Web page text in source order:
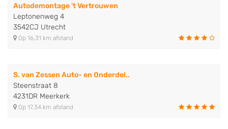
Autodemontage 't Vertrouwen
Leptonenweg 4
3542CJ Utrecht
Op 16,31 km afstand
S. van Zessen Auto- en Onderdel..
Steenstraat 8
4231DR Meerkerk
Op 17,34 km afstand